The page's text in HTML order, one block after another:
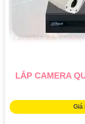
LẮP CAMERA
Giá